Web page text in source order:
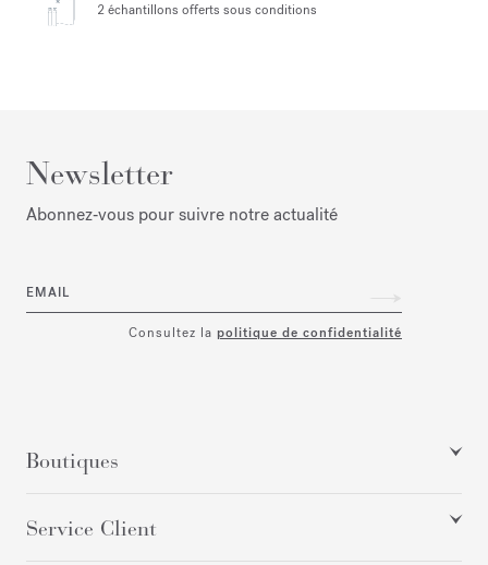
2 échantillons offerts sous conditions
Newsletter
Abonnez‑vous pour suivre notre actualité
EMAIL
Consultez la politique de confidentialité
Boutiques
Service Client